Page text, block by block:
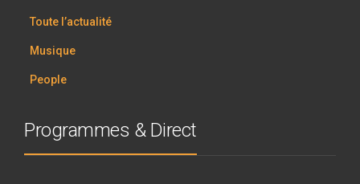
Toute l’actualité
Musique
People
Programmes & Direct